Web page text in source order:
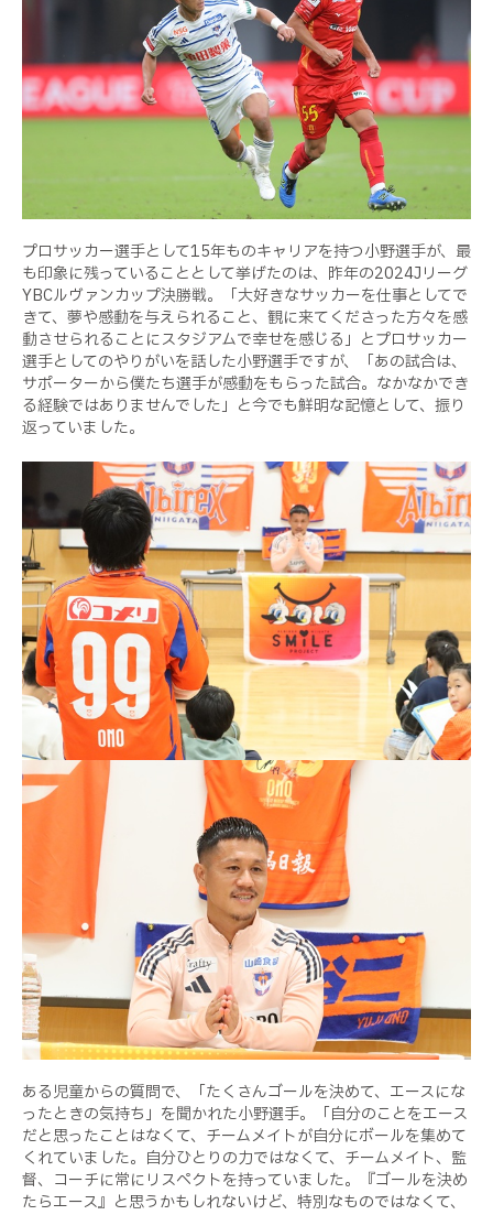
プロサッカー選手として15年ものキャリアを持つ小野選手が、最
も印象に残っていることとして挙げたのは、昨年の2024Jリーグ
YBCルヴァンカップ決勝戦。「大好きなサッカーを仕事としてで
きて、夢や感動を与えられること、観に来てくださった方々を感
動させられることにスタジアムで幸せを感じる」とプロサッカー
選手としてのやりがいを話した小野選手ですが、「あの試合は、
サポーターから僕たち選手が感動をもらった試合。なかなかでき
る経験ではありませんでした」と今でも鮮明な記憶として、振り
返っていました。
ある児童からの質問で、「たくさんゴールを決めて、エースにな
ったときの気持ち」を聞かれた小野選手。「自分のことをエース
だと思ったことはなくて、チームメイトが自分にボールを集めて
くれていました。自分ひとりの力ではなくて、チームメイト、監
督、コーチに常にリスペクトを持っていました。『ゴールを決め
たらエース』と思うかもしれないけど、特別なものではなくて、